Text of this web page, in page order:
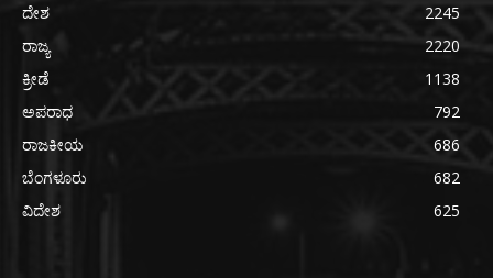
ದೇಶ
2245
ರಾಜ್ಯ
2220
ಕ್ರೀಡೆ
1138
ಅಪರಾಧ
792
ರಾಜಕೀಯ
686
ಬೆಂಗಳೂರು
682
ವಿದೇಶ
625